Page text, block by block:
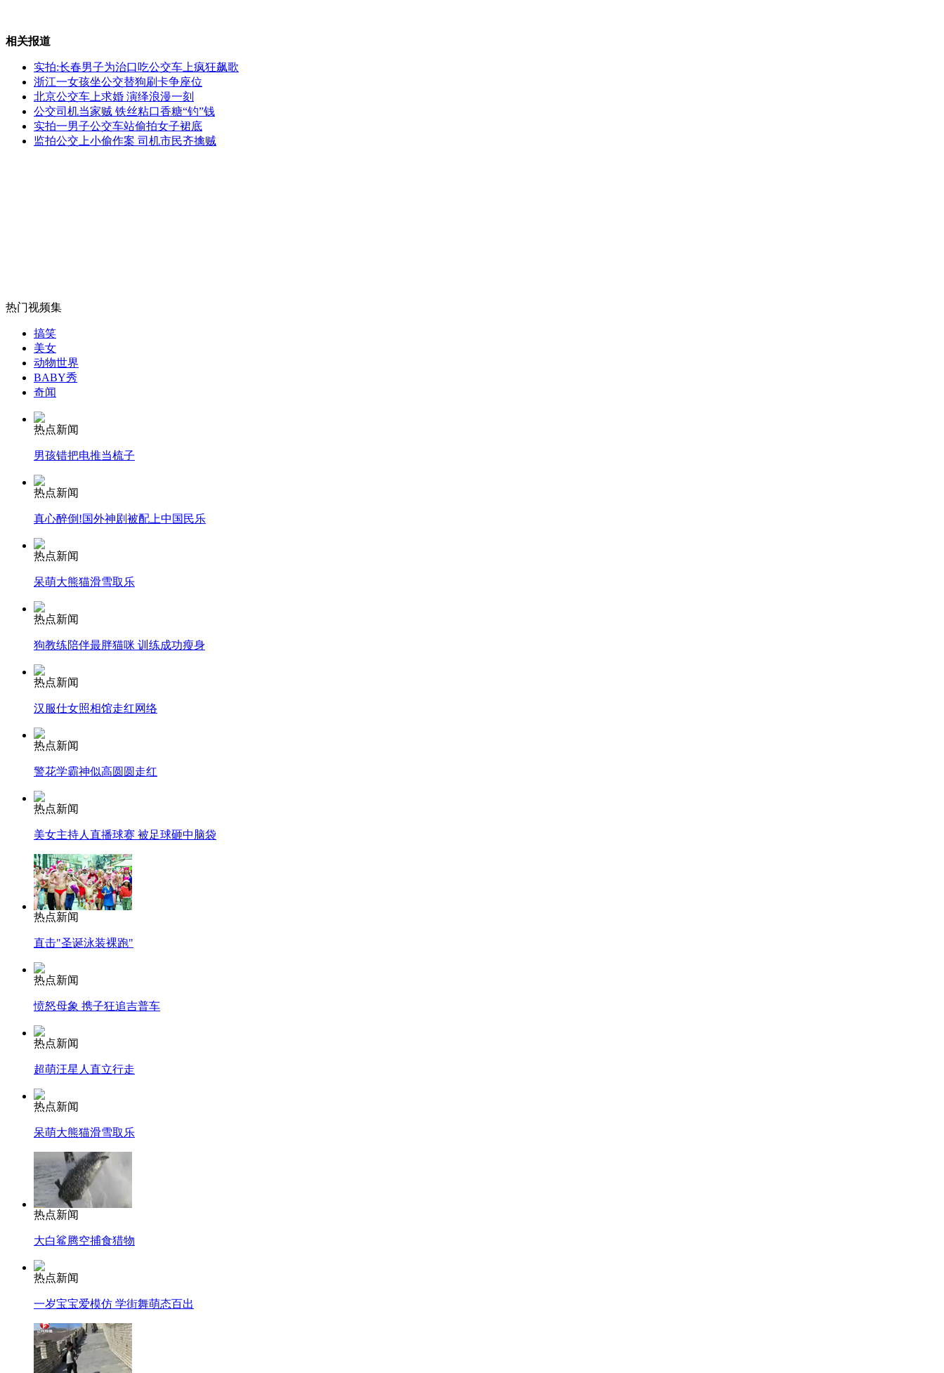
越南女嫁重庆打工仔后变"逃跑新娘"
美核潜艇起火嫌犯因焦虑症纵火
外交部：反对强权政治霸凌主义
外交部：有关国家言论片面不公正
安徽一实载49人客车翻车
走！跟着总书记去植树
消防员救轻生者 花炮节热闹非凡
纽约上演“枕头大战”
司机酒驾遇交警 急速倒车逃窜
相关报道
实拍:长春男子为治口吃公交车上疯狂飙歌
浙江一女孩坐公交替狗刷卡争座位
北京公交车上求婚 演绎浪漫一刻
公交司机当家贼 铁丝粘口香糖“钓”钱
实拍一男子公交车站偷拍女子裙底
监拍公交上小偷作案 司机市民齐擒贼
热门视频集
搞笑
美女
动物世界
BABY秀
奇闻
热点新闻
男孩错把电推当梳子
热点新闻
真心醉倒!国外神剧被配上中国民乐
热点新闻
呆萌大熊猫滑雪取乐
热点新闻
狗教练陪伴最胖猫咪 训练成功瘦身
热点新闻
汉服仕女照相馆走红网络
热点新闻
警花学霸神似高圆圆走红
热点新闻
美女主持人直播球赛 被足球砸中脑袋
热点新闻
直击"圣诞泳装裸跑"
热点新闻
愤怒母象 携子狂追吉普车
热点新闻
超萌汪星人直立行走
热点新闻
呆萌大熊猫滑雪取乐
热点新闻
大白鲨腾空捕食猎物
热点新闻
一岁宝宝爱模仿 学街舞萌态百出